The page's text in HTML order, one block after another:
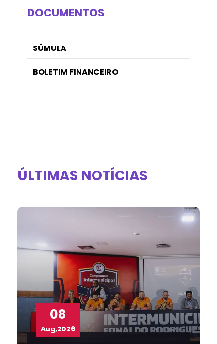
DOCUMENTOS
SÚMULA
BOLETIM FINANCEIRO
ÚLTIMAS NOTÍCIAS
08
Aug,2026